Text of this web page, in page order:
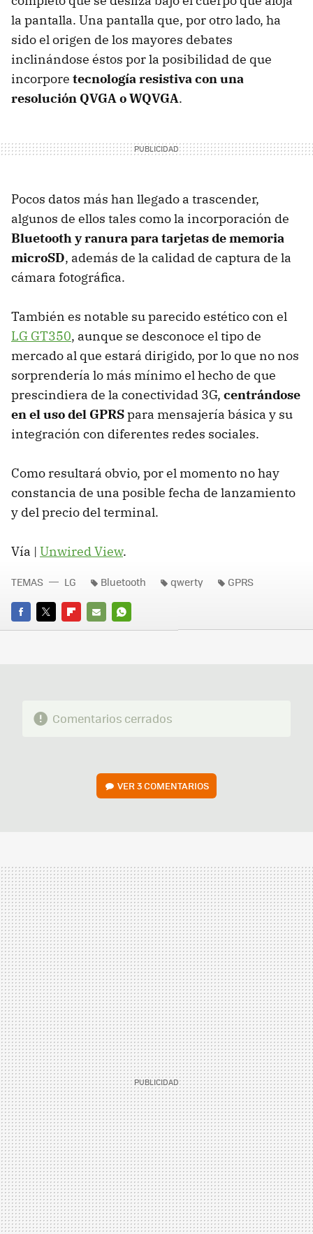
la pantalla. Una pantalla que, por otro lado, ha
sido el origen de los mayores debates
inclinándose éstos por la posibilidad de que
incorpore tecnología resistiva con una
resolución QVGA o WQVGA.
Pocos datos más han llegado a trascender,
algunos de ellos tales como la incorporación de
Bluetooth y ranura para tarjetas de memoria
microSD, además de la calidad de captura de la
cámara fotográfica.
También es notable su parecido estético con el
LG GT350, aunque se desconoce el tipo de
mercado al que estará dirigido, por lo que no nos
sorprendería lo más mínimo el hecho de que
prescindiera de la conectividad 3G, centrándose
en el uso del GPRSpara mensajería básica y su
integración con diferentes redes sociales.
Como resultará obvio, por el momento no hay
constancia de una posible fecha de lanzamiento
y del precio del terminal.
Vía | Unwired View.
FACEBOOK
TWITTERFLIPBOARD
E-
WHATSAPP
TEMAS LG Bluetooth qwerty GPRS
Comentarios cerrados
VER3 COMENTARIOS